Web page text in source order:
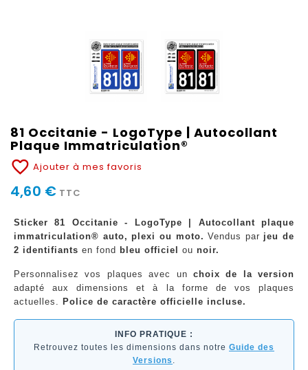
81 Occitanie - LogoType | Autocollant
Plaque Immatriculation®
favorite_border Ajouter à mes favoris
4,60 € TTC
Sticker 81 Occitanie - LogoType | Autocollant plaque
immatriculation® auto, plexi ou moto. Vendus par jeu de
2 identifiants en fond bleu officiel ou noir.
Personnalisez vos plaques avec un choix de la version
adapté aux dimensions et à la forme de vos plaques
actuelles. Police de caractère officielle incluse.
INFO PRATIQUE :
Retrouvez toutes les dimensions dans notre Guide des
Versions .